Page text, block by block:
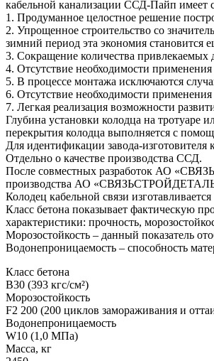
кабельной канализации ССД-Пайп
1. Продуманное целостное решение
2. Упрощенное строительство со
зимний период эта экономия становится
3. Сокращение количества
4. Отсутствие необходимости
5. В процессе монтажа исключаются
6. Отсутствие необходимости
7. Легкая реализация возможности
Глубина установки колодца на
перекрытия колодца выполняется с
Для идентификации завода-
Отдельно о качестве производства ССД.
После совместных разработок АО
производства АО «СВЯЗЬСТРОЙДЕТАЛЬ»
Колодец кабельной связи
Класс бетона показывает фактическую
характеристики: прочность,
Морозостойкость – данный показатель
Водонепроницаемость – способность
Класс бетона
В30 (393 кгс/см²)
Морозостойкость
F2 200 (200 циклов замораживания и
Водонепроницаемость
W10 (1,0 МПа)
Масса, кг